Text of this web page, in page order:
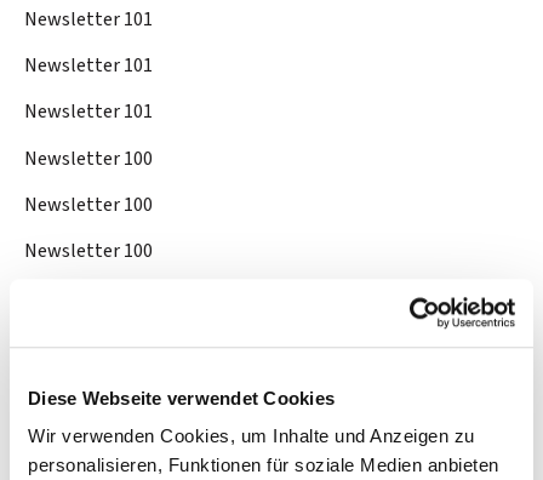
Diese Webseite verwendet Cookies
Wir verwenden Cookies, um Inhalte und Anzeigen zu
personalisieren, Funktionen für soziale Medien anbieten
Newsletter 101
Newsletter 101
Newsletter 101
Newsletter 100
Newsletter 100
Newsletter 100
Newsletter 56
Newsletter 56
Newsletter 57